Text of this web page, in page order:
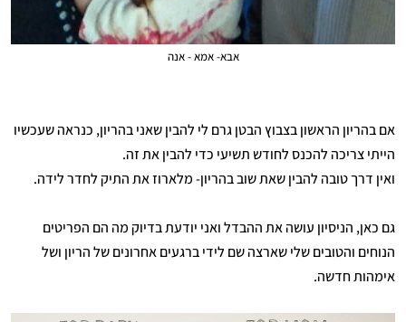
אבא- אמא - אנה
אם בהריון הראשון בצבוץ הבטן גרם לי להבין שאני בהריון, כנראה שעכשיו
הייתי צריכה להכנס לחודש תשיעי כדי להבין את זה.
ואין דרך טובה להבין שאת שוב בהריון- מלארוז את התיק לחדר לידה.
גם כאן, הניסיון עושה את ההבדל ואני יודעת בדיוק מה הם הפריטים
הנוחים והטובים שלי שארצה שם לידי ברגעים אחרונים של הריון ושל
אימהות חדשה.